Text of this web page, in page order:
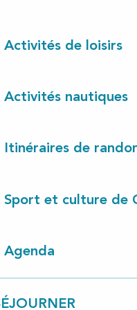
Activités de loisirs
Activités nautiques
Itinéraires de
Sport et culture de
Agenda
ve sa